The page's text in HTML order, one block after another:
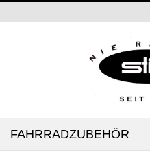
FAHRRADZUBEHÖR